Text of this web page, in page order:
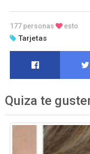
177 personas esto
Tarjetas
Quiza te